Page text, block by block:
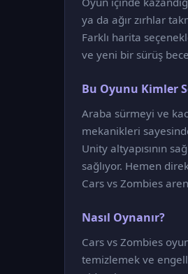
ya da ağır zırhlar
Farklı harita
ve yeni bir sürüş
Bu Oyunu Kimler
Araba sürmeyi ve
mekanikleri
Unity altyapısının
sağlıyor. Hemen
Cars vs Zombies
Nasıl Oynanır?
Cars vs Zombies
temizlemek ve